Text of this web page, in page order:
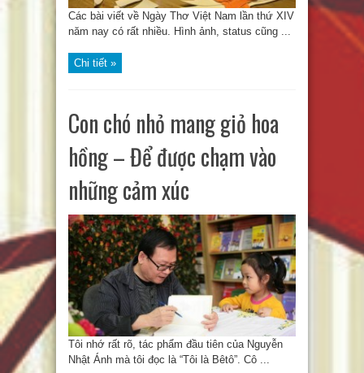
Các bài viết về Ngày Thơ Việt Nam lần thứ XIV
năm nay có rất nhiều. Hình ảnh, status cũng ...
Chi tiết »
Con chó nhỏ mang giỏ hoa
hồng – Để được chạm vào
những cảm xúc
Tôi nhớ rất rõ, tác phẩm đầu tiên của Nguyễn
Nhật Ánh mà tôi đọc là “Tôi là Bêtô”. Cô ...